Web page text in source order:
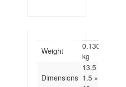
Weight
0.130
kg
Dimensions
13.5 ×
1.5 ×